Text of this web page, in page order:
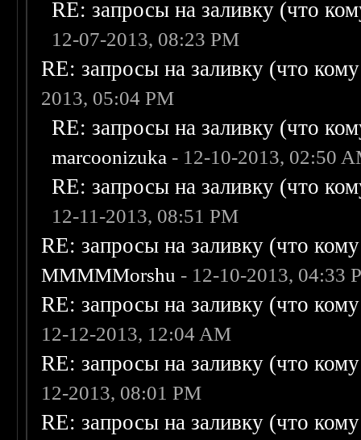
RE: запросы на заливку (что
12-07-2013, 08:23 PM
RE: запросы на заливку (что
2013, 05:04 PM
RE: запросы на заливку (что
marcoonizuka - 12-10-2013, 02:50
RE: запросы на заливку (что
12-11-2013, 08:51 PM
RE: запросы на заливку (что
MMMMMorshu - 12-10-2013, 04:33
RE: запросы на заливку (что
12-12-2013, 12:04 AM
RE: запросы на заливку (что
12-2013, 08:01 PM
RE: запросы на заливку (что